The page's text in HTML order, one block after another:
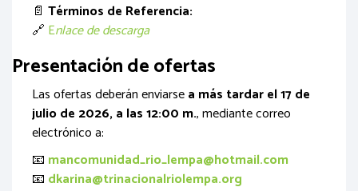
📄 Términos de Referencia:
🔗 Enlace de descarga
Presentación de ofertas
Las ofertas deberán enviarsea más tardar el 17 de
julio de 2026, a las 12:00 m., mediante correo
electrónico a:
📧 mancomunidad_rio_lempa@hotmail.com
📧 dkarina@trinacionalriolempa.org